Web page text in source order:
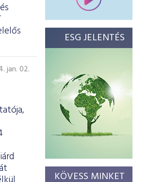
jan. 02.
ESG JELENTÉS
KÖVESS MINKET